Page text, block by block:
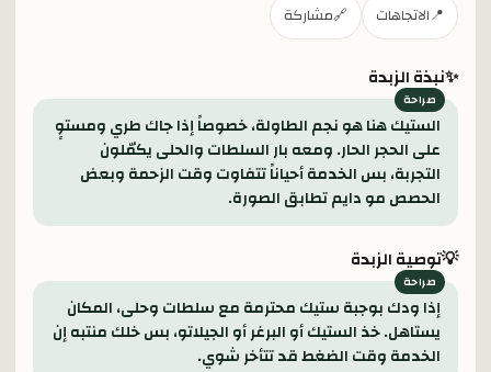
📍الاتجاهات 🔗مشاركة
✨نبذة الزبدة
الستيك هنا هو نجم الطاولة، خصوصاً إذا جاك طري ومستوٍ
على الحجر الحار. ومعه بار السلطات والحلى يكمّلون
التجربة، بس الخدمة أحياناً تتفاوت وقت الزحمة وبعض
الحصص مو دايم تطابق الصورة.
💡توصية الزبدة
إذا ودك بوجبة ستيك محترمة مع سلطات وحلى، المكان
يستاهل. خذ الستيك أو البرغر أو الجيلاتو، بس خلك منتبه إن
الخدمة وقت الضغط قد تتأخر شوي.